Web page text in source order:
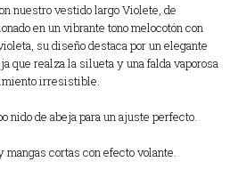
nuestro vestido largo Violete, de
en un vibrante tono melocotón con
su diseño destaca por un elegante
que realza la silueta y una falda vaporosa
irresistible.
nido de abeja para un ajuste perfecto.
mangas cortas con efecto volante.